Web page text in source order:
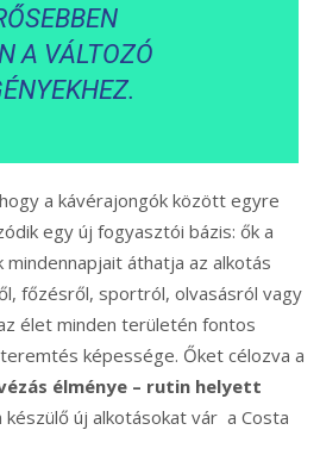
A VÁLTOZÓ
a kávérajongók között egyre
egy új fogyasztói bázis: ők a
mindennapjait áthatja az alkotás
főzésről, sportról, olvasásról vagy
élet minden területén fontos
képessége. Őket célozva a
élménye – rutin helyett
készülő új alkotásokat vár a Costa